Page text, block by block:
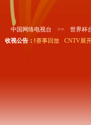
中国网络电视台 >> 世界杯
收视公告：
祖拉"完整赛事回放 CNTV展